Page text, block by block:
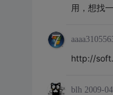
用，想找
http://
blh 2009-